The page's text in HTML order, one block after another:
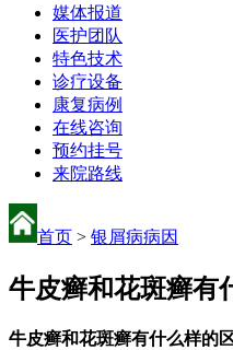
媒体报道
医护团队
特色技术
诊疗设备
康复病例
在线咨询
预约挂号
来院路线
首页 > 银屑病病因
牛皮癣和花斑癣有
牛皮癣和花斑癣有什么样的